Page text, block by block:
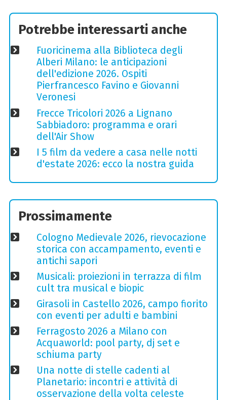
Potrebbe interessarti anche
Fuoricinema alla Biblioteca degli
Alberi Milano: le anticipazioni
dell'edizione 2026. Ospiti
Pierfrancesco Favino e Giovanni
Veronesi
Frecce Tricolori 2026 a Lignano
Sabbiadoro: programma e orari
dell'Air Show
I 5 film da vedere a casa nelle notti
d'estate 2026: ecco la nostra guida
Prossimamente
Cologno Medievale 2026, rievocazione
storica con accampamento, eventi e
antichi sapori
Musicali: proiezioni in terrazza di film
cult tra musical e biopic
Girasoli in Castello 2026, campo fiorito
con eventi per adulti e bambini
Ferragosto 2026 a Milano con
Acquaworld: pool party, dj set e
schiuma party
Una notte di stelle cadenti al
Planetario: incontri e attività di
osservazione della volta celeste